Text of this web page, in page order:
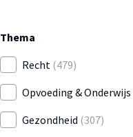
Thema
Recht (479)
Opvoeding & Onderwijs
Gezondheid (307)